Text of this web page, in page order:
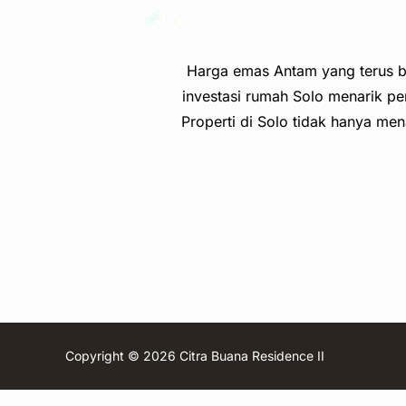
Harga emas Antam yang terus
investasi rumah Solo menarik
Properti di Solo tidak hanya
Copyright © 2026 Citra Buana Residence II